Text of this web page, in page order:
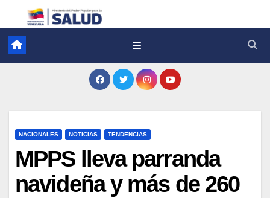
NACIONALES NOTICIAS TENDENCIAS
MPPS lleva parranda
navideña y más de 260